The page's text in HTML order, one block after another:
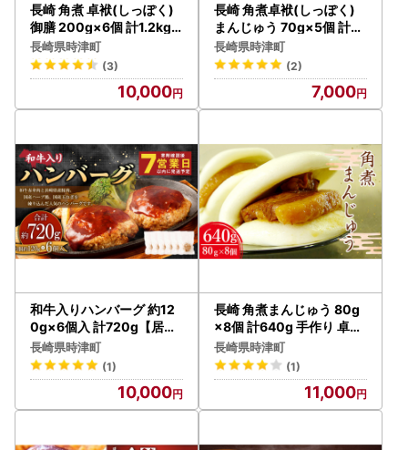
長崎 角煮 卓袱(しっぽく)
御膳 200g×6個 計1.2kg
【FT1】
長崎県時津町
(3)
10,000
長崎 角煮卓袱(しっぽく)
まんじゅう 70g×5個 計35
0g【FT6】
長崎県時津町
(2)
7,000
和牛入りハンバーグ 約12
0g×6個入 計720g【居酒
屋食堂シエスタ】
長崎県時津町
(1)
10,000
長崎 角煮まんじゅう 80g
×8個 計640g 手作り 卓袱
料理
長崎県時津町
(1)
11,000